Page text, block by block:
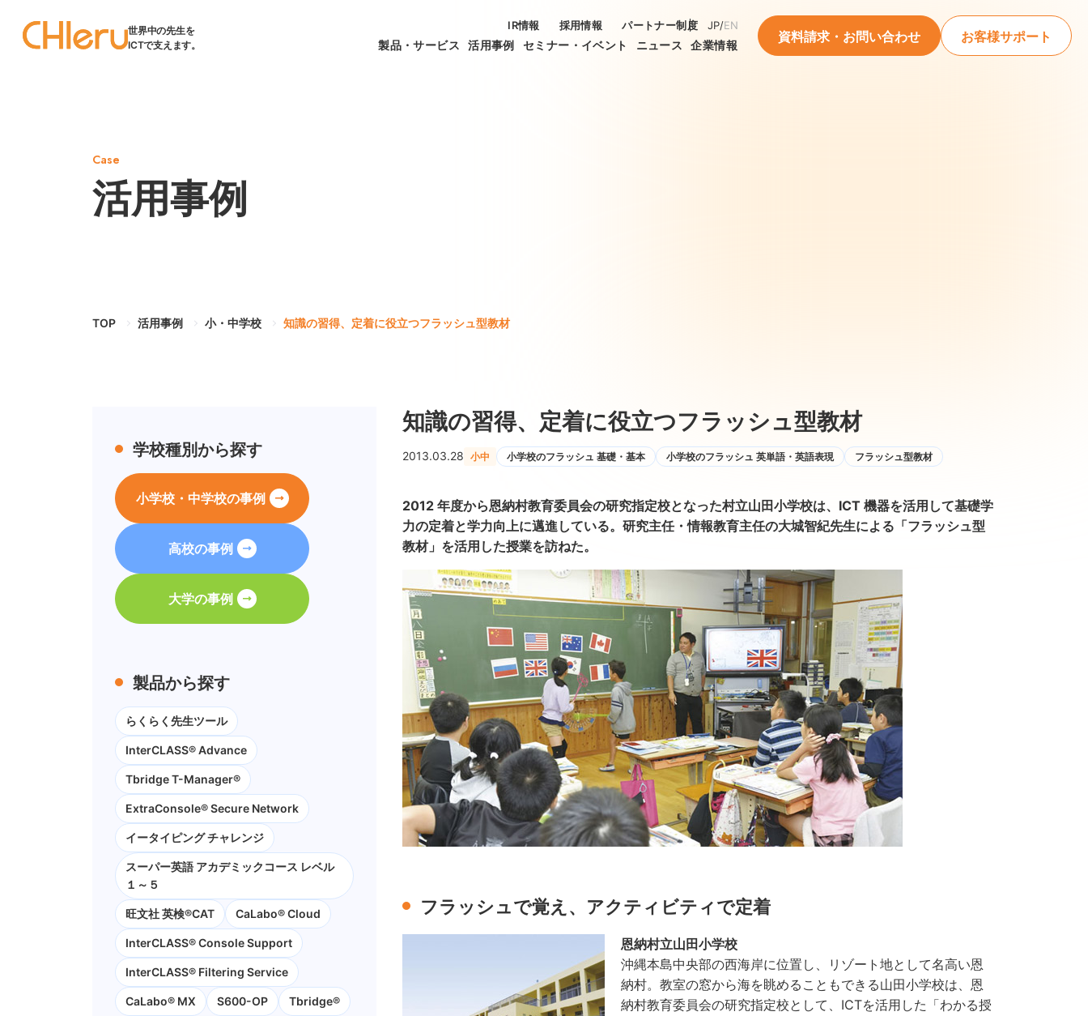
世界中の先生を
ICTで支えます。
製品・サービス 活用事例 セミナー・イベント ニュース 企業情報
IR情報 採用情報 パートナー制度 JP/EN
資料請求・お問い合わせ お客様サポート
Case
活用事例
TOP 活用事例 小・中学校 知識の習得、定着に役立つフラッシュ型教材
知識の習得、定着に役立つフラッシュ型教材
2013.03.28 小中 小学校のフラッシュ 基礎・基本 小学校のフラッシュ 英単語・英語表現 フラッシュ型教材
2012 年度から恩納村教育委員会の研究指定校となった村立山田小学校は、ICT 機器を活用して基礎学
力の定着と学力向上に邁進している。研究主任・情報教育主任の大城智紀先生による「フラッシュ型
教材」を活用した授業を訪ねた。
フラッシュで覚え、アクティビティで定着
恩納村立山田小学校
沖縄本島中央部の西海岸に位置し、リゾート地として名高い恩
納村。教室の窓から海を眺めることもできる山田小学校は、恩
納村教育委員会の研究指定校として、ICTを活用した「わかる授
学校種別から探す
小学校・中学校の事例
高校の事例
大学の事例
製品から探す
らくらく先生ツール
InterCLASS® Advance
Tbridge T-Manager®
ExtraConsole® Secure Network
イータイピング チャレンジ
スーパー英語 アカデミックコース レベル
１～５
旺文社 英検®CAT CaLabo®︎ Cloud
InterCLASS®︎ Console Support
InterCLASS®︎ Filtering Service
CaLabo® MX S600-OP Tbridge®